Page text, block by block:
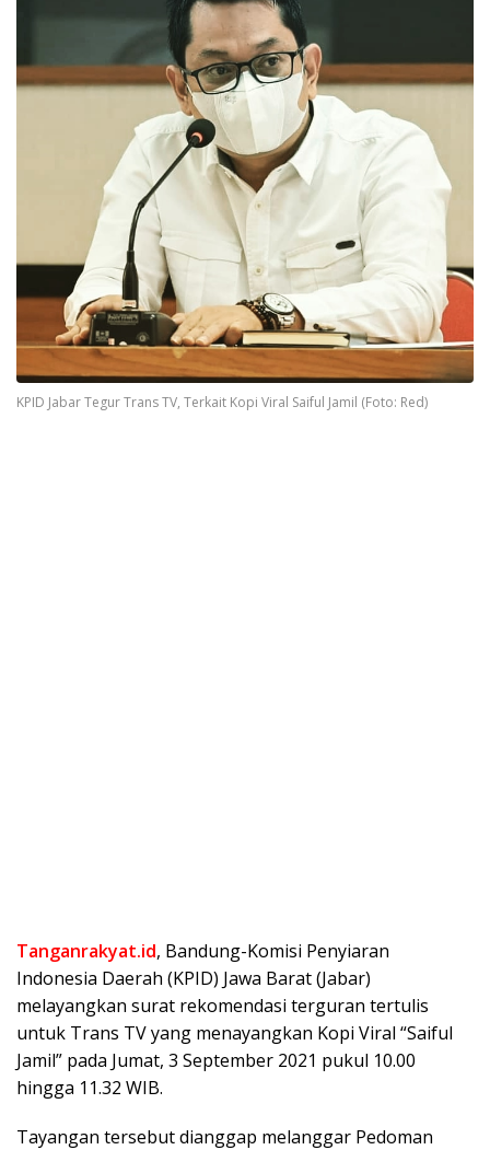
KPID Jabar Tegur Trans TV, Terkait Kopi Viral Saiful Jamil (Foto: Red)
Tanganrakyat.id, Bandung-Komisi Penyiaran
Indonesia Daerah (KPID) Jawa Barat (Jabar)
melayangkan surat rekomendasi terguran tertulis
untuk Trans TV yang menayangkan Kopi Viral “Saiful
Jamil” pada Jumat, 3 September 2021 pukul 10.00
hingga 11.32 WIB.
Tayangan tersebut dianggap melanggar Pedoman